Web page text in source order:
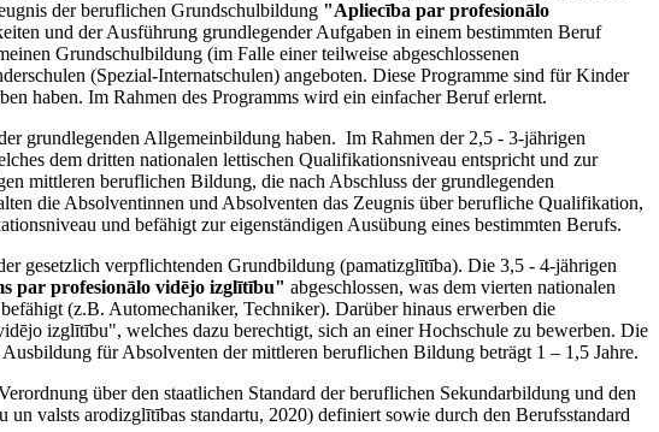
der beruflichen Grundschulbildung "Apliecība par profesionālo
und der Ausführung grundlegender Aufgaben in einem bestimmten Beruf
Grundschulbildung (im Falle einer teilweise abgeschlossenen
(Spezial-Internatschulen) angeboten. Diese Programme sind für Kinder
haben. Im Rahmen des Programms wird ein einfacher Beruf erlernt.
grundlegenden Allgemeinbildung haben. Im Rahmen der 2,5 - 3-jährigen
dem dritten nationalen lettischen Qualifikationsniveau entspricht und zur
mittleren beruflichen Bildung, die nach Abschluss der grundlegenden
die Absolventinnen und Absolventen das Zeugnis über berufliche Qualifikation,
und befähigt zur eigenständigen Ausübung eines bestimmten Berufs.
gesetzlich verpflichtenden Grundbildung (pamatizglītība). Die 3,5 - 4-jährigen
par profesionālo vidējo izglītību" abgeschlossen, was dem vierten nationalen
(z.B. Automechaniker, Techniker). Darüber hinaus erwerben die
izglītību", welches dazu berechtigt, sich an einer Hochschule zu bewerben. Die
für Absolventen der mittleren beruflichen Bildung beträgt 1 – 1,5 Jahre.
über den staatlichen Standard der beruflichen Sekundarbildung und den
valsts arodizglītības standartu, 2020) definiert sowie durch den Berufsstandard